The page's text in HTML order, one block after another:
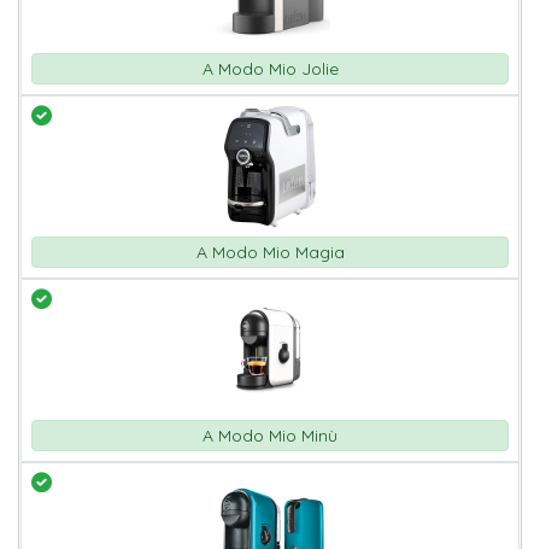
A Modo Mio Jolie
A Modo Mio Magia
A Modo Mio Minù